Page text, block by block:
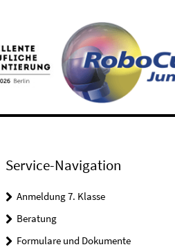
Service-Navigation
Anmeldung 7. Klasse
Beratung
Formulare und Dokumente